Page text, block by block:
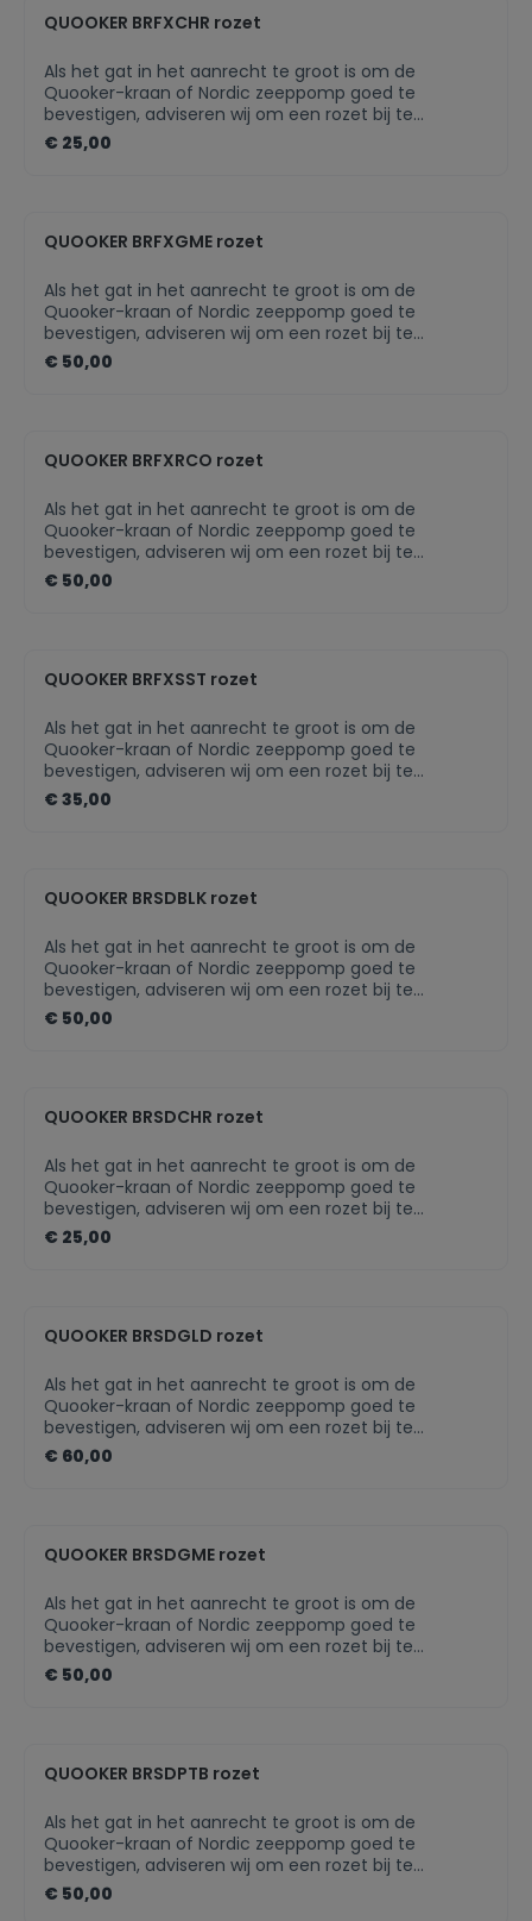
beschikbaarNette afwerking van jouw Quooker-
QUOOKER BRFXCHR rozet
Als het gat in het aanrecht te groot is om de
Quooker-kraan of Nordic zeeppomp goed te
bevestigen, adviseren wij om een rozet bij te
bestellen. Als het keukenblad van te dun materiaal is
gemaakt, zal een rozet voor extra draagvlak zorgen.
beschikbaarNette afwerking van jouw Quooker-
€ 25,00
QUOOKER BRFXGME rozet
Als het gat in het aanrecht te groot is om de
Quooker-kraan of Nordic zeeppomp goed te
bevestigen, adviseren wij om een rozet bij te
bestellen. Als het keukenblad van te dun materiaal is
gemaakt, zal een rozet voor extra draagvlak zorgen.
€ 50,00
QUOOKER BRFXRCO rozet
Als het gat in het aanrecht te groot is om de
Quooker-kraan of Nordic zeeppomp goed te
bevestigen, adviseren wij om een rozet bij te
bestellen. Als het keukenblad van te dun materiaal is
gemaakt, zal een rozet voor extra draagvlak zorgen.
€ 50,00
QUOOKER BRFXSST rozet
Als het gat in het aanrecht te groot is om de
Quooker-kraan of Nordic zeeppomp goed te
bevestigen, adviseren wij om een rozet bij te
bestellen. Als het keukenblad van te dun materiaal is
gemaakt, zal een rozet voor extra draagvlak zorgen.
beschikbaarNette afwerking van jouw Quooker-
€ 35,00
QUOOKER BRSDBLK rozet
Als het gat in het aanrecht te groot is om de
Quooker-kraan of Nordic zeeppomp goed te
bevestigen, adviseren wij om een rozet bij te
bestellen. Als het keukenblad van te dun materiaal is
gemaakt, zal een rozet voor extra draagvlak zorgen.
beschikbaarNette afwerking van jouw Quooker-
€ 50,00
QUOOKER BRSDCHR rozet
Als het gat in het aanrecht te groot is om de
Quooker-kraan of Nordic zeeppomp goed te
bevestigen, adviseren wij om een rozet bij te
bestellen. Als het keukenblad van te dun materiaal is
gemaakt, zal een rozet voor extra draagvlak zorgen.
beschikbaarNette afwerking van jouw Quooker-
€ 25,00
QUOOKER BRSDGLD rozet
Als het gat in het aanrecht te groot is om de
Quooker-kraan of Nordic zeeppomp goed te
bevestigen, adviseren wij om een rozet bij te
bestellen. Als het keukenblad van te dun materiaal is
gemaakt, zal een rozet voor extra draagvlak zorgen.
€ 60,00
QUOOKER BRSDGME rozet
Als het gat in het aanrecht te groot is om de
Quooker-kraan of Nordic zeeppomp goed te
bevestigen, adviseren wij om een rozet bij te
bestellen. Als het keukenblad van te dun materiaal is
gemaakt, zal een rozet voor extra draagvlak zorgen.
€ 50,00
QUOOKER BRSDPTB rozet
Als het gat in het aanrecht te groot is om de
Quooker-kraan of Nordic zeeppomp goed te
bevestigen, adviseren wij om een rozet bij te
bestellen. Als het keukenblad van te dun materiaal is
gemaakt, zal een rozet voor extra draagvlak zorgen.
€ 50,00